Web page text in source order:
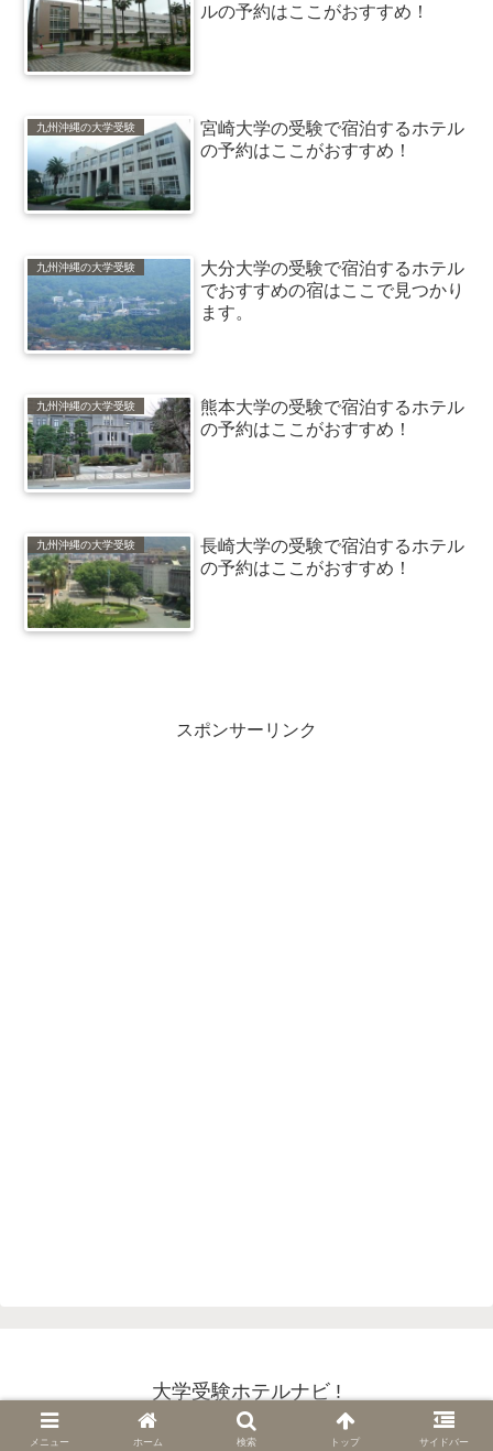
ルの予約はここがおすすめ！
九州沖縄の大学受験
宮崎大学の受験で宿泊するホテル
の予約はここがおすすめ！
九州沖縄の大学受験
大分大学の受験で宿泊するホテル
でおすすめの宿はここで見つかり
ます。
九州沖縄の大学受験
熊本大学の受験で宿泊するホテル
の予約はここがおすすめ！
九州沖縄の大学受験
長崎大学の受験で宿泊するホテル
の予約はここがおすすめ！
スポンサーリンク
大学受験ホテルナビ !
Copyright © 2018-2026 大学受験ホテルナビ ! All Rights Reserved.
メニュー ホーム 検索 トップ サイドバー